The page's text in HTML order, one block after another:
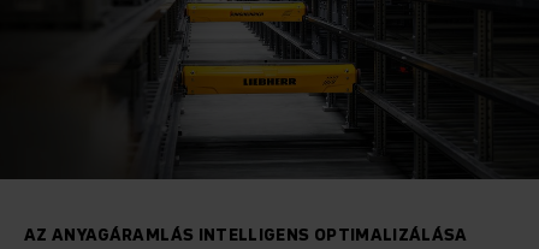
AZ ANYAGÁRAMLÁS INTELLIGENS OPTIMALIZÁLÁSA